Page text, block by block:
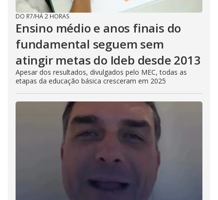
DO R7/HÁ 2 HORAS
Ensino médio e anos finais do
fundamental seguem sem
atingir metas do Ideb desde 2013
Apesar dos resultados, divulgados pelo MEC, todas as
etapas da educação básica cresceram em 2025